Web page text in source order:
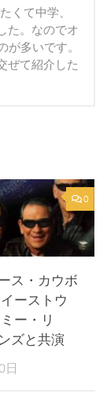
くて中学、
た。なのでオ
が多いです。
ぜて紹介した
0
ス・カウボ
ーストウ
ー・リ
ズと共演
日